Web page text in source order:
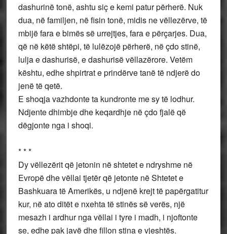
dashurinë tonë, ashtu siç e kemi patur përherë. Nuk
dua, në familjen, në fisin tonë, midis ne vëllezërve, të
mbijë fara e bimës së urrejtjes, fara e përçarjes. Dua,
që në këtë shtëpi, të lulëzojë përherë, në çdo stinë,
lulja e dashurisë, e dashurisë vëllazërore. Vetëm
kështu, edhe shpirtrat e prindërve tanë të ndjerë do
jenë të qetë.
E shoqja vazhdonte ta kundronte me sy të lodhur.
Ndjente dhimbje dhe keqardhje në çdo fjalë që
dëgjonte nga i shoqi.
* * *
Dy vëllezërit që jetonin në shtetet e ndryshme në
Evropë dhe vëllai tjetër që jetonte në Shtetet e
Bashkuara të Amerikës, u ndjenë krejt të papërgatitur
kur, në ato ditët e nxehta të stinës së verës, një
mesazh i ardhur nga vëllai i tyre i madh, i njoftonte
se, edhe pak javë dhe fillon stina e vjeshtës.